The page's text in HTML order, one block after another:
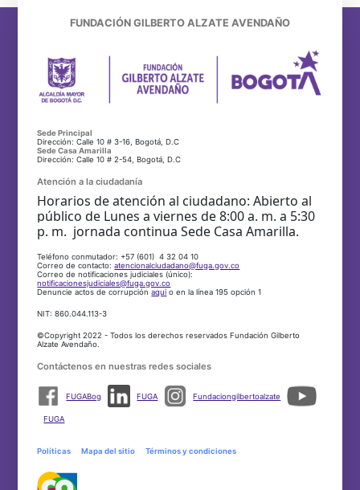
FUNDACIÓN GILBERTO ALZATE AVENDAÑO
Sede Principal
Dirección: Calle 10 # 3-16, Bogotá, D.C
Sede Casa Amarilla
Dirección: Calle 10 # 2-54, Bogotá, D.C
Atención a la ciudadanía
Horarios de atención al ciudadano: Abierto al
público de Lunes a viernes de 8:00 a. m. a 5:30
p. m. jornada continua Sede Casa Amarilla.
Teléfono conmutador: +57 (601) 4 32 04 10
Correo de contacto:atencionalciudadano@fuga.gov.co
Correo de notificaciones judiciales (único):
notificacionesjudiciales@fuga.gov.co
Denuncie actos de corrupciónaquío en la línea 195 opción 1
NIT: 860.044.113-3
©Copyright 2022 - Todos los derechos reservados Fundación Gilberto
Alzate Avendaño.
Contáctenos en nuestras redes sociales
FUGABog FUGA Fundaciongilbertoalzate
FUGA
Políticas Mapa del sitio Términos y condiciones